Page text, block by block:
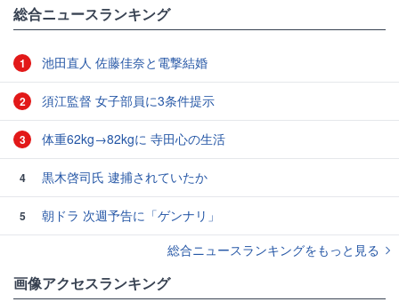
総合ニュースランキング
1 池田直人 佐藤佳奈と電撃結婚
2 須江監督 女子部員に3条件提示
3 体重62kg→82kgに 寺田心の生活
4 黒木啓司氏 逮捕されていたか
5
朝ドラ 次週予告に「ゲンナリ」
総合ニュースランキングをもっと見る
画像アクセスランキング